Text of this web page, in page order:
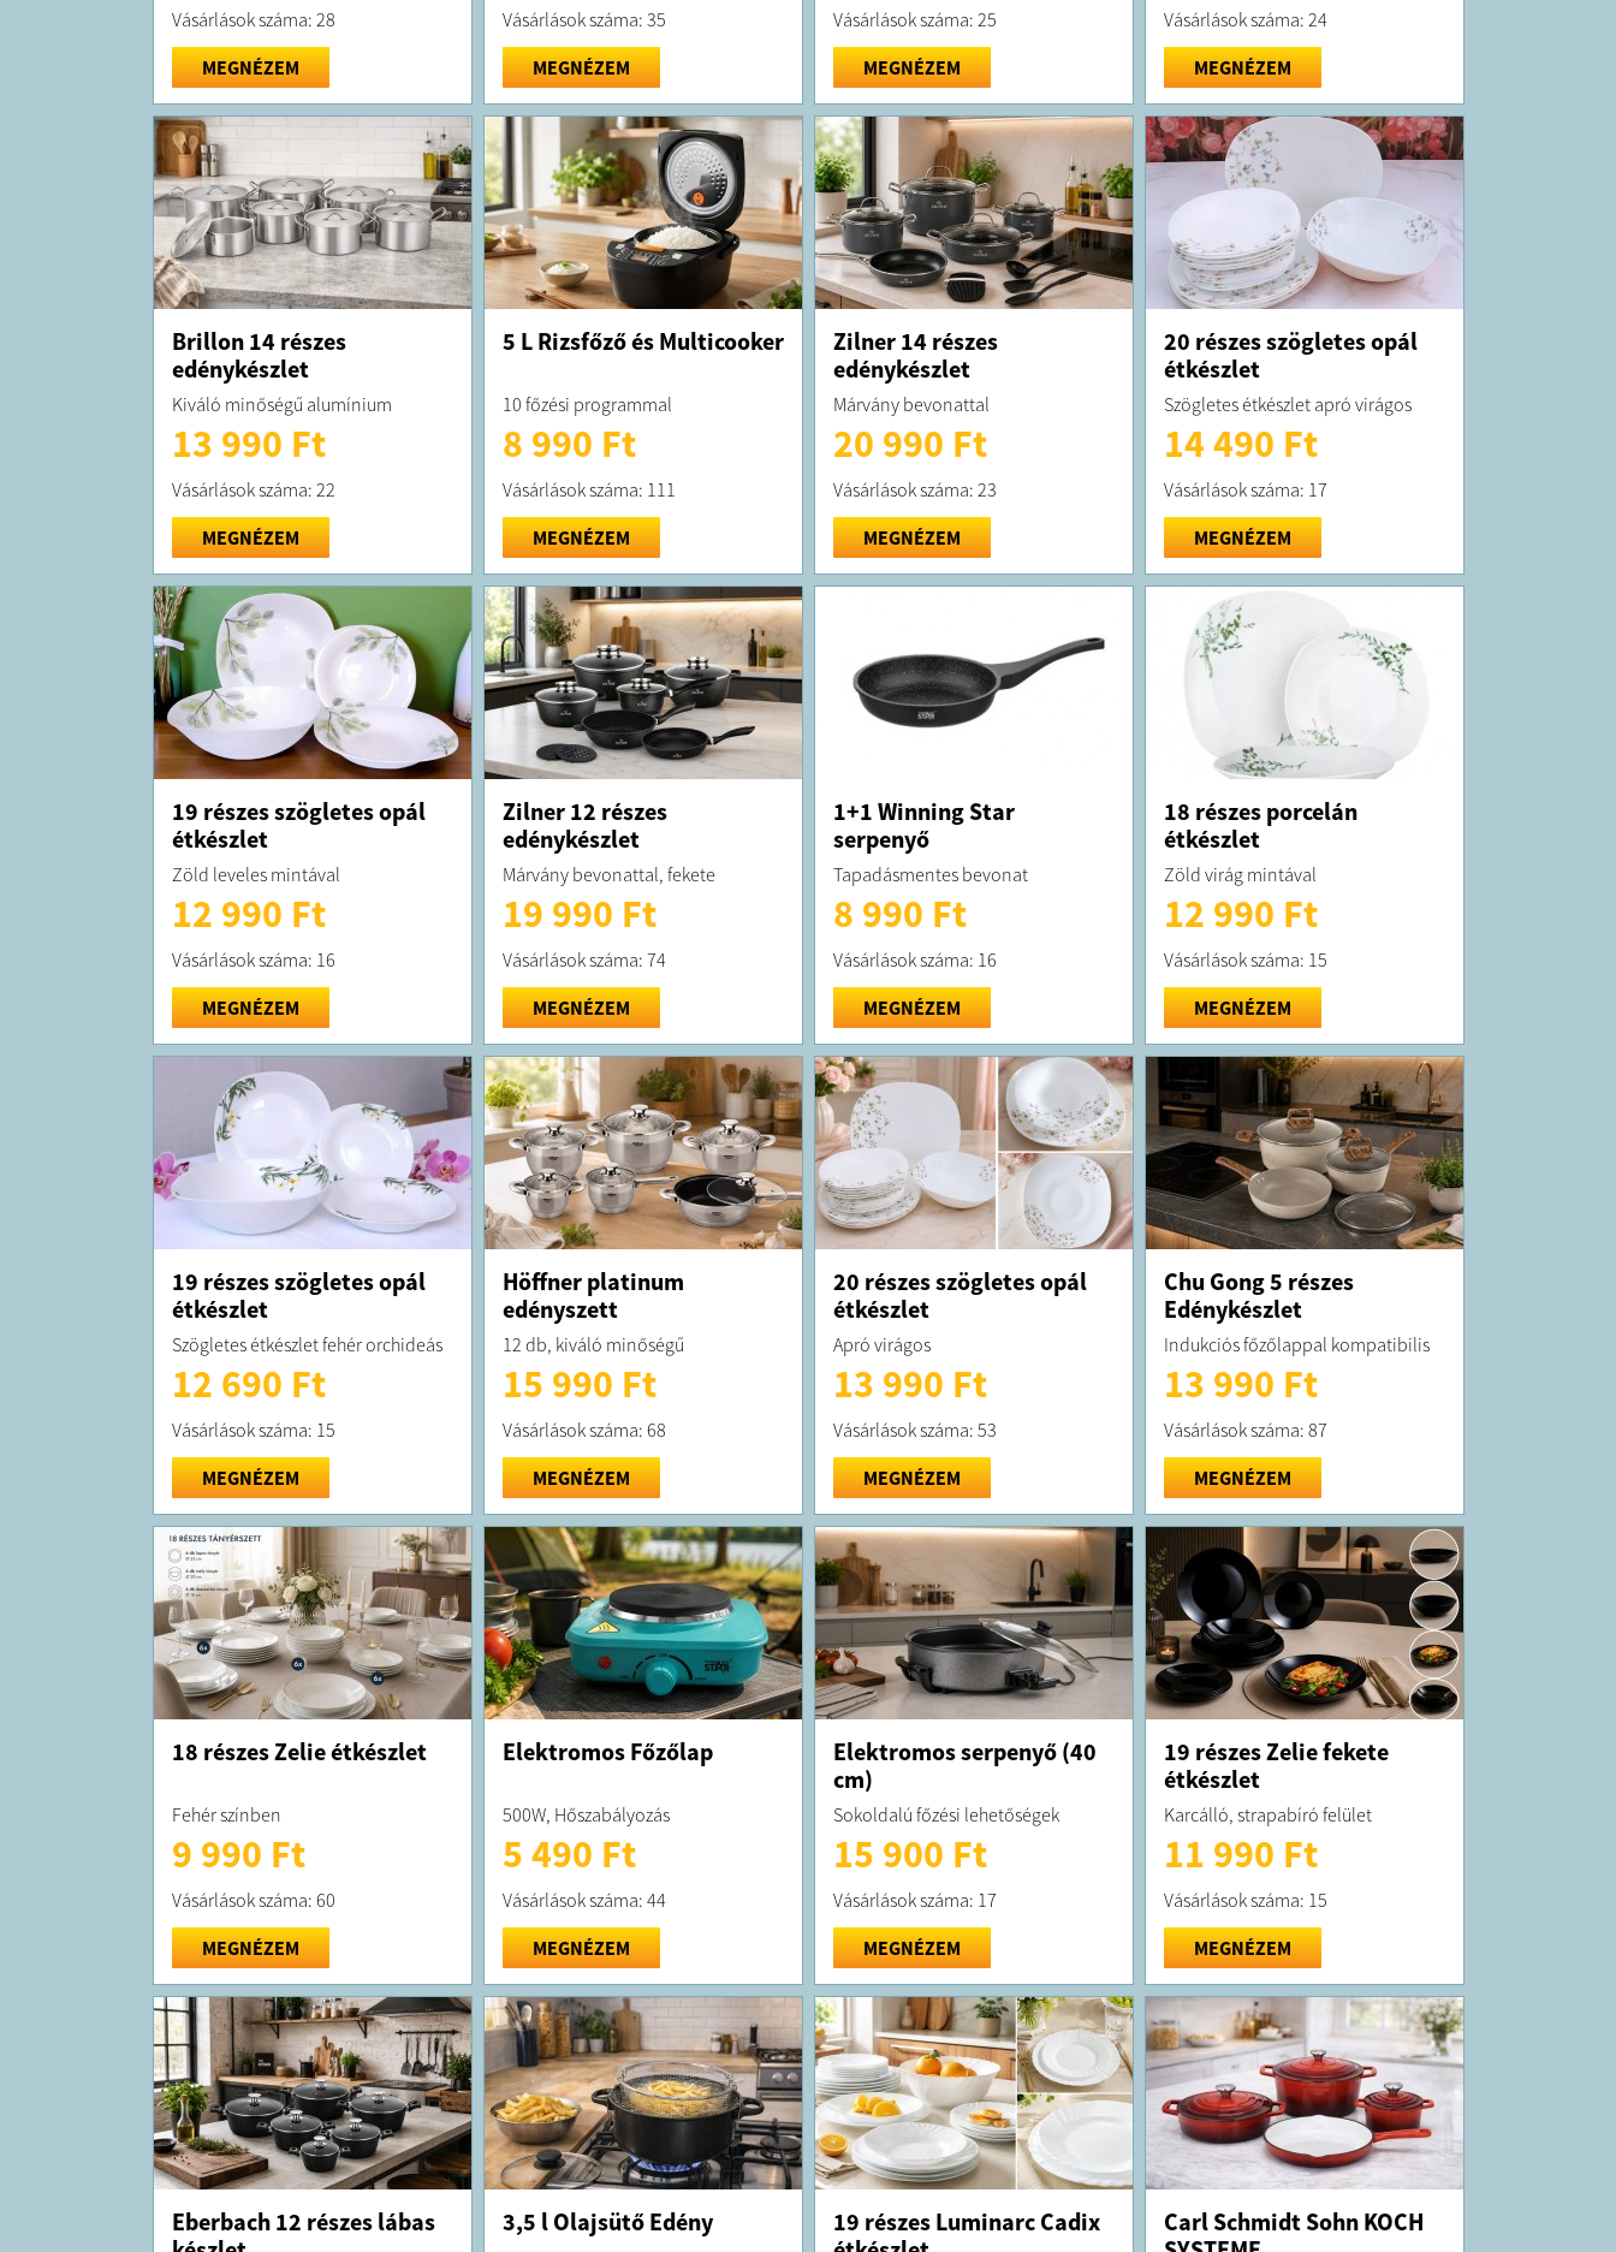
Vásárlások száma: 28
MEGNÉZEM
Vásárlások száma: 35
MEGNÉZEM
Vásárlások száma: 25
MEGNÉZEM
Vásárlások száma: 24
MEGNÉZEM
Brillon 14 részes
edénykészlet
Kiváló minőségű alumínium
13 990 Ft
Vásárlások száma: 22
MEGNÉZEM
5 L Rizsfőző és Multicooker
10 főzési programmal
8 990 Ft
Vásárlások száma: 111
MEGNÉZEM
Zilner 14 részes
edénykészlet
Márvány bevonattal
20 990 Ft
Vásárlások száma: 23
MEGNÉZEM
20 részes szögletes opál
étkészlet
Szögletes étkészlet apró virágos
14 490 Ft
Vásárlások száma: 17
MEGNÉZEM
19 részes szögletes opál
étkészlet
Zöld leveles mintával
12 990 Ft
Vásárlások száma: 16
MEGNÉZEM
Zilner 12 részes
edénykészlet
Márvány bevonattal, fekete
19 990 Ft
Vásárlások száma: 74
MEGNÉZEM
1+1 Winning Star
serpenyő
Tapadásmentes bevonat
8 990 Ft
Vásárlások száma: 16
MEGNÉZEM
18 részes porcelán
étkészlet
Zöld virág mintával
12 990 Ft
Vásárlások száma: 15
MEGNÉZEM
19 részes szögletes opál
étkészlet
Szögletes étkészlet fehér orchideás
12 690 Ft
Vásárlások száma: 15
MEGNÉZEM
Höffner platinum
edényszett
12 db, kiváló minőségű
15 990 Ft
Vásárlások száma: 68
MEGNÉZEM
20 részes szögletes opál
étkészlet
Apró virágos
13 990 Ft
Vásárlások száma: 53
MEGNÉZEM
Chu Gong 5 részes
Edénykészlet
Indukciós főzőlappal kompatibilis
13 990 Ft
Vásárlások száma: 87
MEGNÉZEM
18 részes Zelie étkészlet
Fehér színben
9 990 Ft
Vásárlások száma: 60
MEGNÉZEM
Elektromos Főzőlap
500W, Hőszabályozás
5 490 Ft
Vásárlások száma: 44
MEGNÉZEM
Elektromos serpenyő (40
cm)
Sokoldalú főzési lehetőségek
15 900 Ft
Vásárlások száma: 17
MEGNÉZEM
19 részes Zelie fekete
étkészlet
Karcálló, strapabíró felület
11 990 Ft
Vásárlások száma: 15
MEGNÉZEM
Eberbach 12 részes lábas
3,5 l Olajsütő Edény
19 részes Luminarc Cadix
Carl Schmidt Sohn KOCH